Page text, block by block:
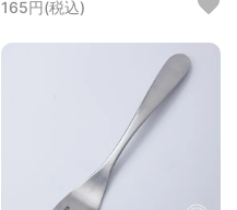
165円(税込)